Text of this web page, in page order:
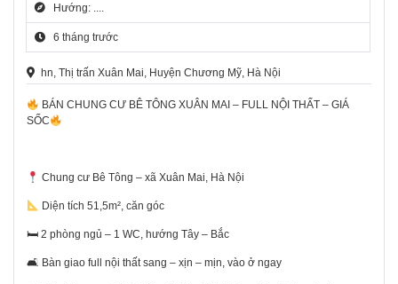
Hướng: ....
6 tháng trước
hn, Thị trấn Xuân Mai, Huyện Chương Mỹ, Hà Nội
BÁN CHUNG CƯ BÊ TÔNG XUÂN MAI – FULL NỘI THẤT – GIÁ
SỐC
Chung cư Bê Tông – xã Xuân Mai, Hà Nội
Diện tích 51,5m², căn góc
🛏 2 phòng ngủ – 1 WC, hướng Tây – Bắc
🛋 Bàn giao full nội thất sang – xịn – mịn, vào ở ngay